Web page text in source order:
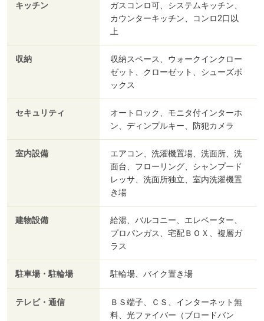
キッチン
ガスコンロ可、システムキッチン、
カウンターキッチン、コンロ2口以
上
収納
収納スペース、ウォークインクロー
ゼット、クローゼット、シューズボ
ックス
セキュリティ
オートロック、モニタ付インターホ
ン、ディンプルキー、防犯カメラ
室内設備
エアコン、洗濯機置場、洗面所、洗
面台、フローリング、シャンプード
レッサ、洗面所独立、室内洗濯機置
き場
建物設備
給湯、バルコニー、エレベーター、
プロパンガス、宅配ＢＯＸ、複層ガ
ラス
駐車場・駐輪場 駐輪場、バイク置き場
テレビ・通信
ＢＳ端子、ＣＳ、インターネット無
料、光ファイバー（ブロードバン